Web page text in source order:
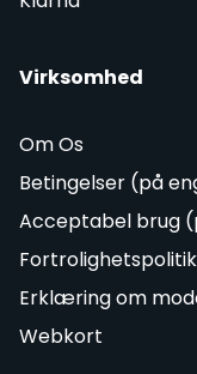
Virksomhed
Om Os
Betingelser (på
Acceptabel brug
Erklæring om
Webkort